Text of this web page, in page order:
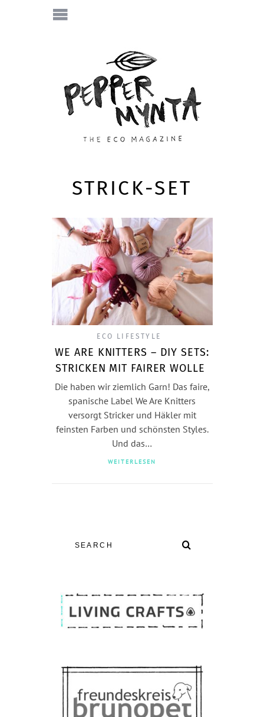
STRICK-SET
ECO LIFESTYLE
WE ARE KNITTERS – DIY SETS:
STRICKEN MIT FAIRER WOLLE
Die haben wir ziemlich Garn! Das faire,
spanische Label We Are Knitters
versorgt Stricker und Häkler mit
feinsten Farben und schönsten Styles.
Und das…
WEITERLESEN